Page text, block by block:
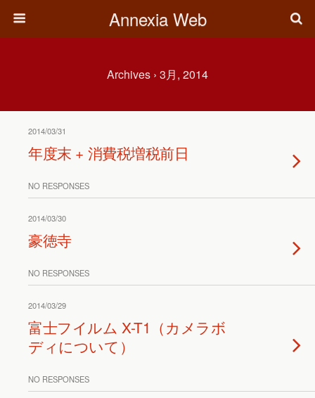
Annexia Web
Archives › 3月, 2014
2014/03/31
年度末 + 消費税増税前日
NO RESPONSES
2014/03/30
豪徳寺
NO RESPONSES
2014/03/29
富士フイルム X-T1（カメラボ
ディについて）
NO RESPONSES